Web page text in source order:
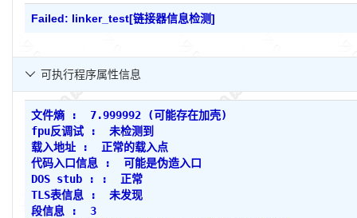
Failed: linker_test[链接器信息检测]
可执行程序属性信息

文件熵 : 7.999992 (可能存在加壳)
fpu反调试 : 未检测到
载入地址 : 正常的载入点
代码入口信息 : 可能是伪造入口
DOS stub : : 正常
TLS表信息 : 未发现
段信息 : 3